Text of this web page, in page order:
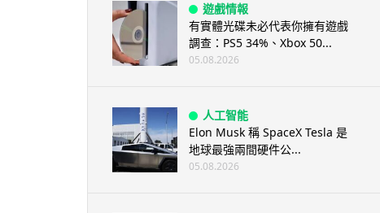
遊戲情報
有實體光碟未必代表你擁有遊戲
調查：PS5 34%、Xbox 50...
05.08.2026
人工智能
Elon Musk 稱 SpaceX Tesla 是
地球最強兩間硬件公...
05.08.2026